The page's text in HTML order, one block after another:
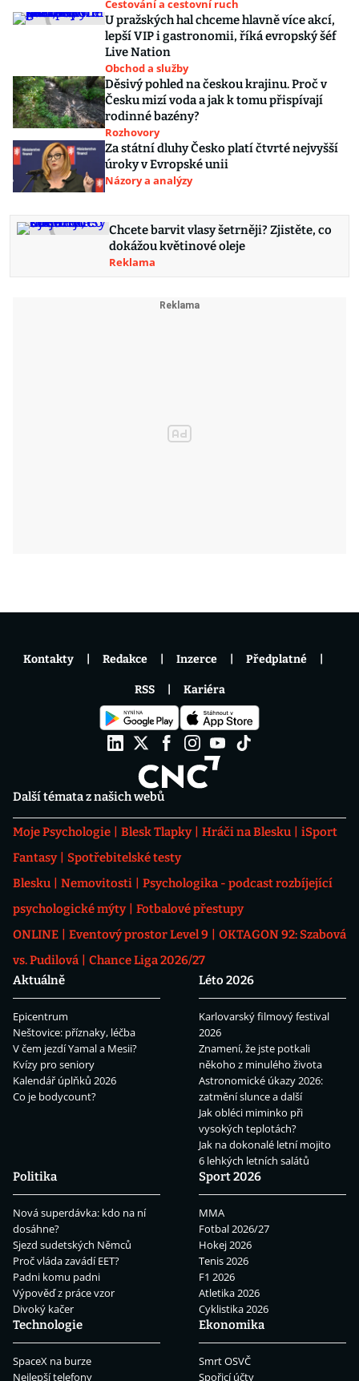
Cestování a cestovní ruch
U pražských hal chceme hlavně více akcí,
lepší VIP i gastronomii, říká evropský šéf
Live Nation
Obchod a služby
Děsivý pohled na českou krajinu. Proč v
Česku mizí voda a jak k tomu přispívají
rodinné bazény?
Rozhovory
Za státní dluhy Česko platí čtvrté nejvyšší
úroky v Evropské unii
Názory a analýzy
Chcete barvit vlasy šetrněji? Zjistěte, co
dokážou květinové oleje
Reklama
Další témata z našich webů
Moje Psychologie Blesk Tlapky Hráči na Blesku
iSport
Fantasy
Spotřebitelské testy
Blesku
Nemovitosti
Psychologika - podcast rozbíjející
psychologické mýty
Fotbalové přestupy
ONLINE
Eventový prostor Level 9
OKTAGON 92: Szabová
vs. Pudilová
Chance Liga 2026/27
Aktuálně
Epicentrum
Neštovice: příznaky, léčba
V čem jezdí Yamal a Mesii?
Kvízy pro seniory
Kalendář úplňků 2026
Co je bodycount?
Léto 2026
Karlovarský filmový festival
2026
Znamení, že jste potkali
někoho z minulého života
Astronomické úkazy 2026:
zatmění slunce a další
Jak obléci miminko při
vysokých teplotách?
Jak na dokonalé letní mojito
6 lehkých letních salátů
Politika
Nová superdávka: kdo na ní
dosáhne?
Sjezd sudetských Němců
Proč vláda zavádí EET?
Padni komu padni
Výpověď z práce vzor
Divoký kačer
Sport 2026
MMA
Fotbal 2026/27
Hokej 2026
Tenis 2026
F1 2026
Atletika 2026
Cyklistika 2026
Technologie
SpaceX na burze
Nejlepší telefony
Ekonomika
Smrt OSVČ
Spořicí účty
Kontakty Redakce Inzerce Předplatné
RSS Kariéra